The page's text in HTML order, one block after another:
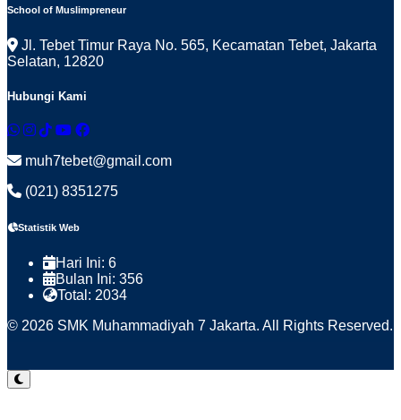
School of Muslimpreneur
Jl. Tebet Timur Raya No. 565, Kecamatan Tebet, Jakarta
Selatan, 12820
Hubungi Kami
muh7tebet@gmail.com
(021) 8351275
Statistik Web
Hari Ini: 6
Bulan Ini: 356
Total: 2034
© 2026 SMK Muhammadiyah 7 Jakarta. All Rights Reserved.